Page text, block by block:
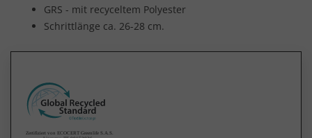
GRS - mit recyceltem Polyester
Schrittlänge ca. 26-28 cm.